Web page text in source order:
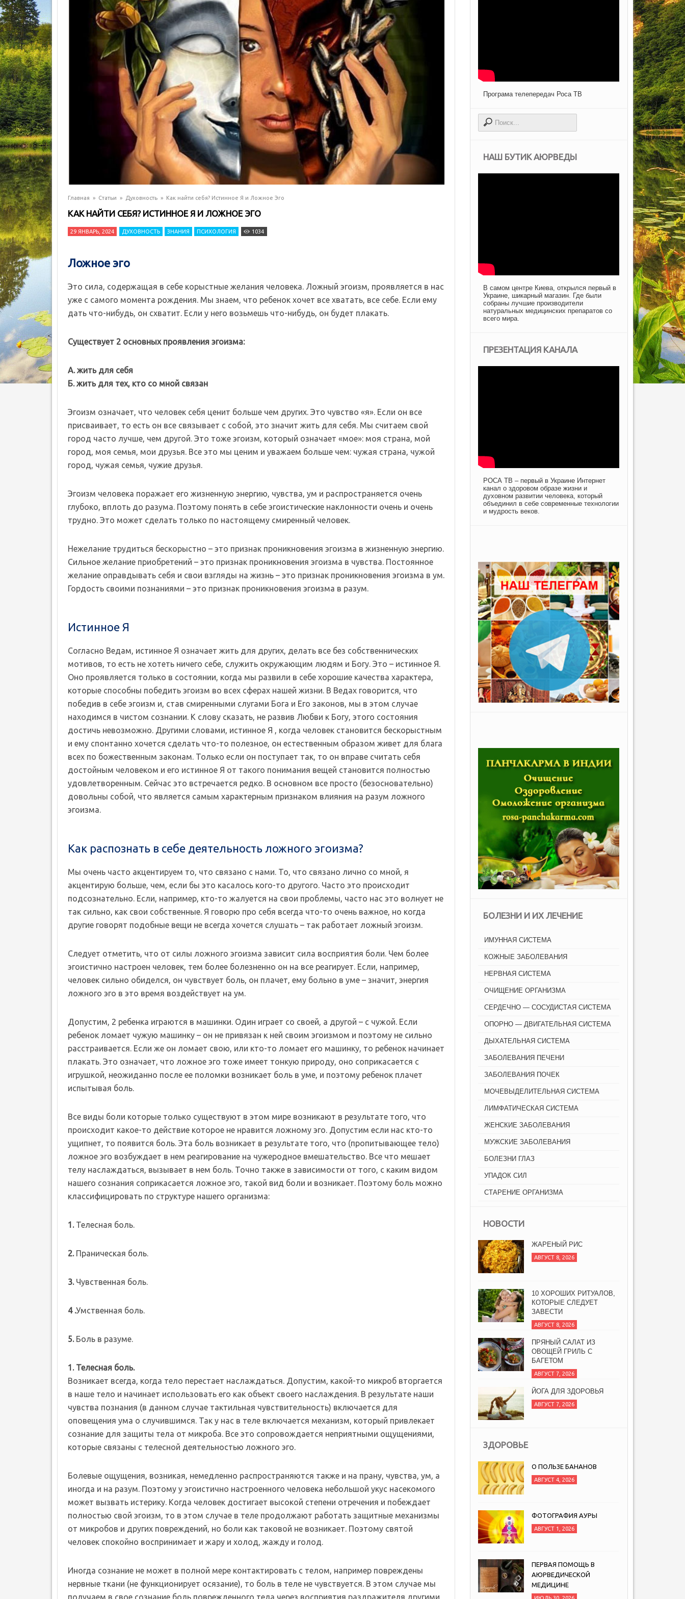
Главная » Статьи » Духовность » Как найти себя? Истинное Я и Ложное Эго
КАК НАЙТИ СЕБЯ? ИСТИННОЕ Я И ЛОЖНОЕ ЭГО
29 ЯНВАРЬ, 2024 ДУХОВНОСТЬ ЗНАНИЯ ПСИХОЛОГИЯ 1034
Ложное эго
Это сила, содержащая в себе корыстные желания человека. Ложный эгоизм, проявляется в нас
уже с самого момента рождения. Мы знаем, что ребенок хочет все хватать, все себе. Если ему
дать что-нибудь, он схватит. Если у него возьмешь что-нибудь, он будет плакать.
Существует 2 основных проявления эгоизма:
А. жить для себя
Б. жить для тех, кто со мной связан
Эгоизм означает, что человек себя ценит больше чем других. Это чувство «я». Если он все
присваивает, то есть он все связывает с собой, это значит жить для себя. Мы считаем свой
город часто лучше, чем другой. Это тоже эгоизм, который означает «мое»: моя страна, мой
город, моя семья, мои друзья. Все это мы ценим и уважаем больше чем: чужая страна, чужой
город, чужая семья, чужие друзья.
Эгоизм человека поражает его жизненную энергию, чувства, ум и распространяется очень
глубоко, вплоть до разума. Поэтому понять в себе эгоистические наклонности очень и очень
трудно. Это может сделать только по настоящему смиренный человек.
Нежелание трудиться бескорыстно – это признак проникновения эгоизма в жизненную энергию.
Сильное желание приобретений – это признак проникновения эгоизма в чувства. Постоянное
желание оправдывать себя и свои взгляды на жизнь – это признак проникновения эгоизма в ум.
Гордость своими познаниями – это признак проникновения эгоизма в разум.
Истинное Я
Согласно Ведам, истинное Я означает жить для других, делать все без собственнических
мотивов, то есть не хотеть ничего себе, служить окружающим людям и Богу. Это – истинное Я.
Оно проявляется только в состоянии, когда мы развили в себе хорошие качества характера,
которые способны победить эгоизм во всех сферах нашей жизни. В Ведах говорится, что
победив в себе эгоизм и, став смиренными слугами Бога и Его законов, мы в этом случае
находимся в чистом сознании. К слову сказать, не развив Любви к Богу, этого состояния
достичь невозможно. Другими словами, истинное Я , когда человек становится бескорыстным
и ему спонтанно хочется сделать что-то полезное, он естественным образом живет для блага
всех по божественным законам. Только если он поступает так, то он вправе считать себя
достойным человеком и его истинное Я от такого понимания вещей становится полностью
удовлетворенным. Сейчас это встречается редко. В основном все просто (безосновательно)
довольны собой, что является самым характерным признаком влияния на разум ложного
эгоизма.
Как распознать в себе деятельность ложного эгоизма?
Мы очень часто акцентируем то, что связано с нами. То, что связано лично со мной, я
акцентирую больше, чем, если бы это касалось кого-то другого. Часто это происходит
подсознательно. Если, например, кто-то жалуется на свои проблемы, часто нас это волнует не
так сильно, как свои собственные. Я говорю про себя всегда что-то очень важное, но когда
другие говорят подобные вещи не всегда хочется слушать – так работает ложный эгоизм.
Следует отметить, что от силы ложного эгоизма зависит сила восприятия боли. Чем более
эгоистично настроен человек, тем более болезненно он на все реагирует. Если, например,
человек сильно обиделся, он чувствует боль, он плачет, ему больно в уме – значит, энергия
ложного эго в это время воздействует на ум.
Допустим, 2 ребенка играются в машинки. Один играет со своей, а другой – с чужой. Если
ребенок ломает чужую машинку – он не привязан к ней своим эгоизмом и поэтому не сильно
расстраивается. Если же он ломает свою, или кто-то ломает его машинку, то ребенок начинает
плакать. Это означает, что ложное эго тоже имеет тонкую природу, оно соприкасается с
игрушкой, неожиданно после ее поломки возникает боль в уме, и поэтому ребенок плачет
испытывая боль.
Все виды боли которые только существуют в этом мире возникают в результате того, что
происходит какое-то действие которое не нравится ложному эго. Допустим если нас кто-то
ущипнет, то появится боль. Эта боль возникает в результате того, что (пропитывающее тело)
ложное эго возбуждает в нем реагирование на чужеродное вмешательство. Все что мешает
телу наслаждаться, вызывает в нем боль. Точно также в зависимости от того, с каким видом
нашего сознания соприкасается ложное эго, такой вид боли и возникает. Поэтому боль можно
классифицировать по структуре нашего организма:
1. Телесная боль.
2. Праническая боль.
3. Чувственная боль.
4 .Умственная боль.
5. Боль в разуме.
1. Телесная боль.
Возникает всегда, когда тело перестает наслаждаться. Допустим, какой-то микроб вторгается
в наше тело и начинает использовать его как объект своего наслаждения. В результате наши
чувства познания (в данном случае тактильная чувствительность) включается для
оповещения ума о случившимся. Так у нас в теле включается механизм, который привлекает
сознание для защиты тела от микроба. Все это сопровождается неприятными ощущениями,
которые связаны с телесной деятельностью ложного эго.
Болевые ощущения, возникая, немедленно распространяются также и на прану, чувства, ум, а
иногда и на разум. Поэтому у эгоистично настроенного человека небольшой укус насекомого
может вызвать истерику. Когда человек достигает высокой степени отречения и побеждает
полностью свой эгоизм, то в этом случае в теле продолжают работать защитные механизмы
от микробов и других повреждений, но боли как таковой не возникает. Поэтому святой
человек спокойно воспринимает и жару и холод, жажду и голод.
Иногда сознание не может в полной мере контактировать с телом, например повреждены
нервные ткани (не функционирует осязание), то боль в теле не чувствуется. В этом случае мы
получаем в свое сознание боль поврежденного тела через восприятия раздражителя другими
Програма телепередач Роса ТВ
НАШ БУТИК АЮРВЕДЫ
В самом центре Киева, открылся первый в
Украине, шикарный магазин. Где были
собраны лучшие производители
натуральных медицинских препаратов со
всего мира.
ПРЕЗЕНТАЦИЯ КАНАЛА
РОСА ТВ – первый в Украине Интернет
канал о здоровом образе жизни и
духовном развитии человека, который
объединил в себе современные технологии
и мудрость веков.
БОЛЕЗНИ И ИХ ЛЕЧЕНИЕ
ИМУННАЯ СИСТЕМА
КОЖНЫЕ ЗАБОЛЕВАНИЯ
НЕРВНАЯ СИСТЕМА
ОЧИЩЕНИЕ ОРГАНИЗМА
СЕРДЕЧНО — СОСУДИСТАЯ СИСТЕМА
ОПОРНО — ДВИГАТЕЛЬНАЯ СИСТЕМА
ДЫХАТЕЛЬНАЯ СИСТЕМА
ЗАБОЛЕВАНИЯ ПЕЧЕНИ
ЗАБОЛЕВАНИЯ ПОЧЕК
МОЧЕВЫДЕЛИТЕЛЬНАЯ СИСТЕМА
ЛИМФАТИЧЕСКАЯ СИСТЕМА
ЖЕНСКИЕ ЗАБОЛЕВАНИЯ
МУЖСКИЕ ЗАБОЛЕВАНИЯ
БОЛЕЗНИ ГЛАЗ
УПАДОК СИЛ
СТАРЕНИЕ ОРГАНИЗМА
НОВОСТИ
ЖАРЕНЫЙ РИС
АВГУСТ 8, 2026
10 ХОРОШИХ РИТУАЛОВ,
КОТОРЫЕ СЛЕДУЕТ
ЗАВЕСТИ
АВГУСТ 8, 2026
ПРЯНЫЙ САЛАТ ИЗ
ОВОЩЕЙ ГРИЛЬ С
БАГЕТОМ
АВГУСТ 7, 2026
ЙОГА ДЛЯ ЗДОРОВЬЯ
АВГУСТ 7, 2026
ЗДОРОВЬЕ
О ПОЛЬЗЕ БАНАНОВ
АВГУСТ 4, 2026
ФОТОГРАФИЯ АУРЫ
АВГУСТ 1, 2026
ПЕРВАЯ ПОМОЩЬ В
АЮРВЕДИЧЕСКОЙ
МЕДИЦИНЕ